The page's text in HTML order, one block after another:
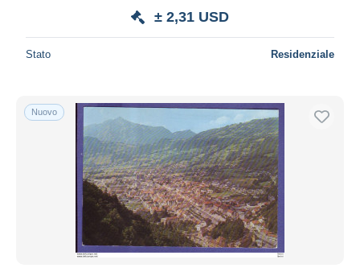
± 2,31 USD
Stato Residenziale
Nuovo